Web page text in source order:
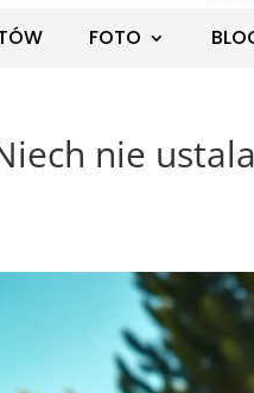
FOTO
nie